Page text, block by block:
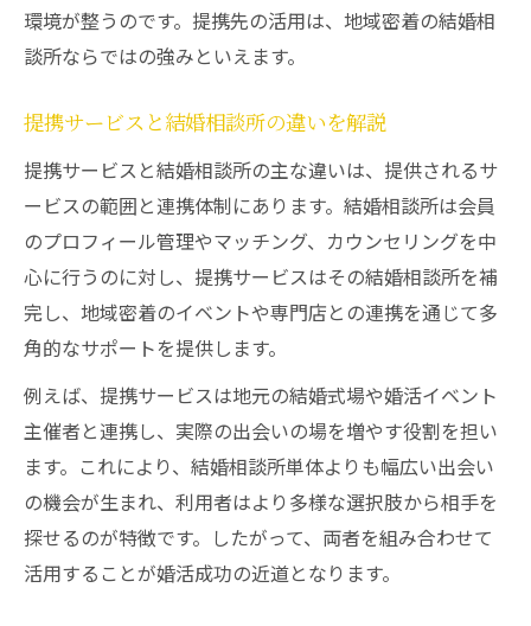
環境が整うのです。提携先の活用は、地域密着の結婚相
談所ならではの強みといえます。
提携サービスと結婚相談所の違いを解説
提携サービスと結婚相談所の主な違いは、提供されるサ
ービスの範囲と連携体制にあります。結婚相談所は会員
のプロフィール管理やマッチング、カウンセリングを中
心に行うのに対し、提携サービスはその結婚相談所を補
完し、地域密着のイベントや専門店との連携を通じて多
角的なサポートを提供します。
例えば、提携サービスは地元の結婚式場や婚活イベント
主催者と連携し、実際の出会いの場を増やす役割を担い
ます。これにより、結婚相談所単体よりも幅広い出会い
の機会が生まれ、利用者はより多様な選択肢から相手を
探せるのが特徴です。したがって、両者を組み合わせて
活用することが婚活成功の近道となります。